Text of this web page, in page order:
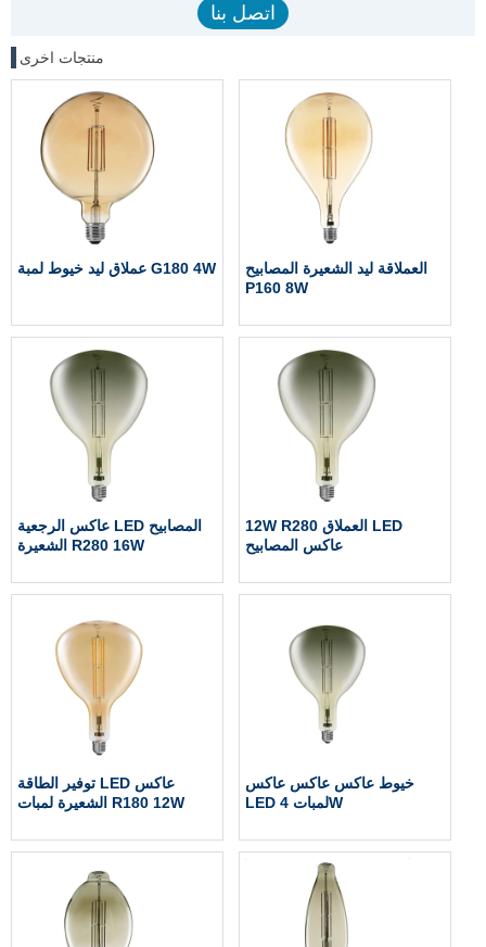
منتجات اخرى
عملاق ليد خيوط لمبة G180 4W
العملاقة ليد الشعيرة المصابيح
P160 8W
عاكس الرجعية LED المصابيح
الشعيرة R280 16W
12W R280 العملاق LED
عاكس المصابيح
توفير الطاقة LED عاكس
الشعيرة لمبات R180 12W
خيوط عاكس عاكس عاكس
LED لمبات 4W